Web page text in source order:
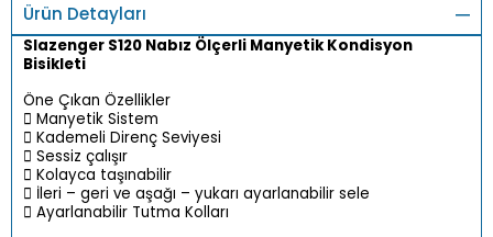
Ürün Detayları
Slazenger S120 Nabız Ölçerli Manyetik Kondisyon
Bisikleti
Öne Çıkan Özellikler
 Manyetik Sistem
 Kademeli Direnç Seviyesi
 Sessiz çalışır
 Kolayca taşınabilir
 İleri – geri ve aşağı – yukarı ayarlanabilir sele
 Ayarlanabilir Tutma Kolları